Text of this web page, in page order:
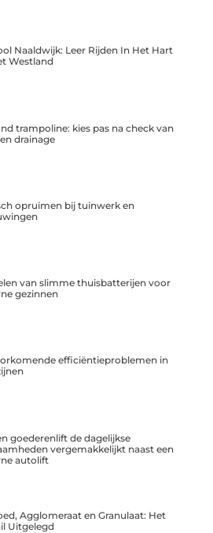
Naaldwijk: Leer Rijden In Het Hart
Westland
trampoline: kies pas na check van
drainage
opruimen bij tuinwerk en
van slimme thuisbatterijen voor
gezinnen
efficiëntieproblemen in
goederenlift de dagelijkse
vergemakkelijkt naast een
autolift
Agglomeraat en Granulaat: Het
Uitgelegd